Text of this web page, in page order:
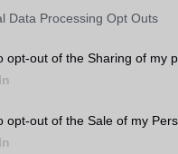
Data Processing Opt Outs
opt-out of the Sharing of my
opt-out of the Sale of my